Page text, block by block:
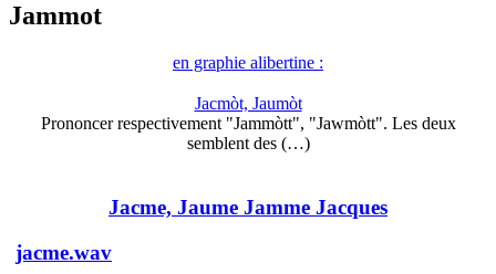
Jammot
en graphie alibertine :
Jacmòt, Jaumòt
Prononcer respectivement "Jammòtt", "Jawmòtt". Les deux
semblent des (…)
Jacme, Jaume Jamme Jacques
jacme.wav